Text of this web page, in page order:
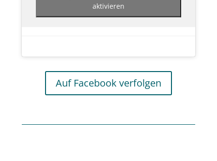
aktivieren
Auf Facebook verfolgen